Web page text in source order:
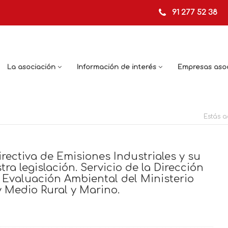
91 277 52 38
La asociación Información de interés Empresas
Estás
de Emisiones Industriales y su
legislación. Servicio de la Dirección
Evaluación Ambiental del Ministerio
Rural y Marino.